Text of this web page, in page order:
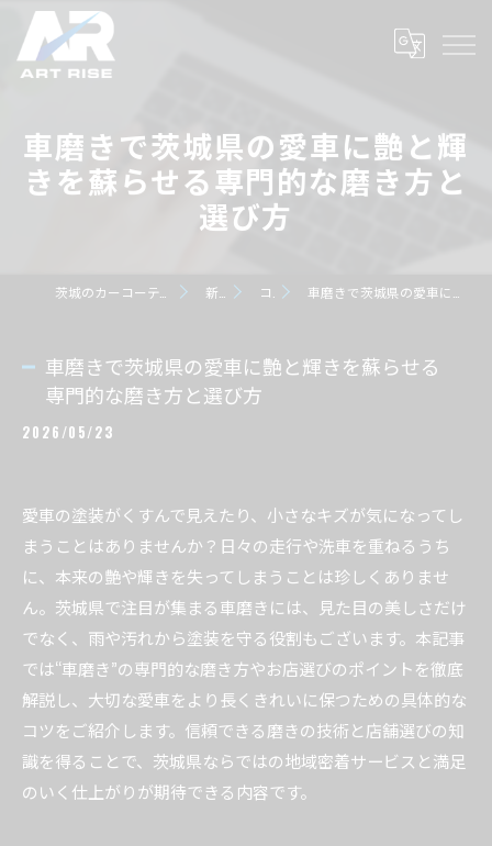
車磨きで茨城県の愛車に艶と輝
きを蘇らせる専門的な磨き方と
選び方
新着情報 コラム 車磨きで茨城県の愛車に艶と輝きを蘇らせる専門的な磨き方と選び方
車磨きで茨城県の愛車に艶と輝きを蘇らせる
専門的な磨き方と選び方
2026/05/23
愛車の塗装がくすんで見えたり、小さなキズが気になってし
まうことはありませんか？日々の走行や洗車を重ねるうち
に、本来の艶や輝きを失ってしまうことは珍しくありませ
ん。茨城県で注目が集まる車磨きには、見た目の美しさだけ
でなく、雨や汚れから塗装を守る役割もございます。本記事
では“車磨き”の専門的な磨き方やお店選びのポイントを徹底
解説し、大切な愛車をより長くきれいに保つための具体的な
コツをご紹介します。信頼できる磨きの技術と店舗選びの知
識を得ることで、茨城県ならではの地域密着サービスと満足
のいく仕上がりが期待できる内容です。